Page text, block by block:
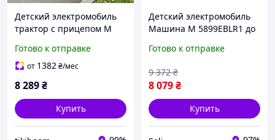
Детский электромобиль
трактор с прицепом M
управления, музыка, MP3,
свет, синий
Готово к отправке
от 1382₴/мес
8 289₴
Купить
Детский электромобиль
Машина M 5899EBLR1 до
електромобіль Машина M
Готово к отправке
8 079₴
9 372 ₴
Купить